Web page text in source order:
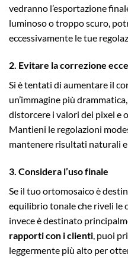
vedranno l’esportazione
luminoso o troppo scuro,
eccessivamente le tue
2. Evitare la correzione
Si è tentati di aumentare il
un’immagine più
distorcere i valori dei pixel e
Mantieni le regolazioni
mantenere risultati naturali e
3. Considera l’uso finale
Se il tuo ortomosaico è
equilibrio tonale che riveli le
invece è destinato
rapporti con i clienti , puoi
leggermente più alto per